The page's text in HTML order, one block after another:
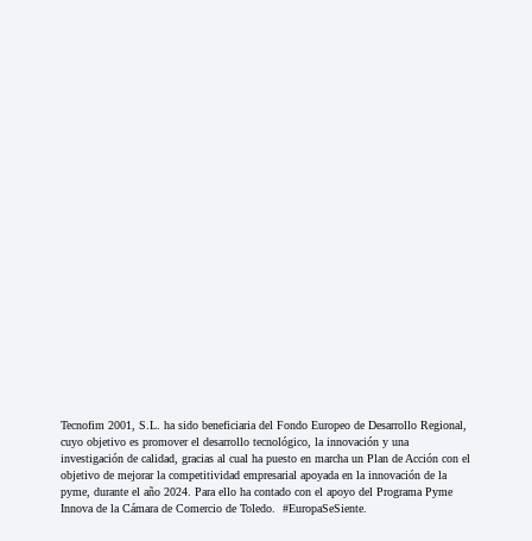
Tecnofim 2001, S.L. ha sido beneficiaria del Fondo Europeo de Desarrollo Regional,
cuyo objetivo es promover el desarrollo tecnológico, la innovación y una
investigación de calidad, gracias al cual ha puesto en marcha un Plan de Acción con el
objetivo de mejorar la competitividad empresarial apoyada en la innovación de la
pyme, durante el año 2024. Para ello ha contado con el apoyo del Programa Pyme
Innova de la Cámara de Comercio de Toledo. #EuropaSeSiente.